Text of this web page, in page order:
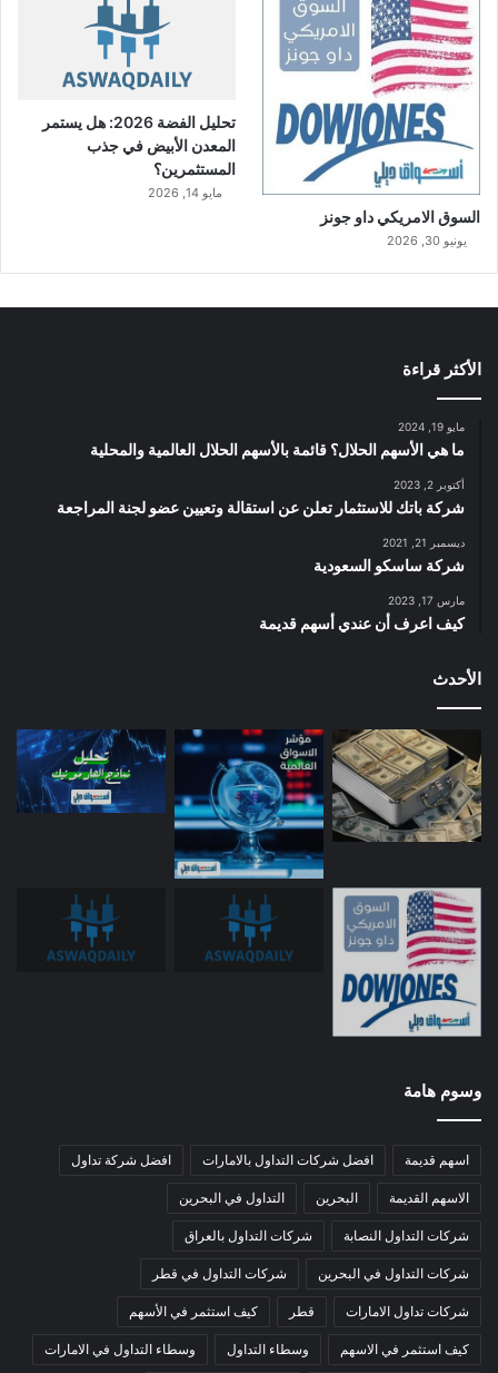
السوق الامريكي داو جونز
يونيو 30, 2026
تحليل الفضة 2026: هل يستمر
المعدن الأبيض في جذب
المستثمرين؟
مايو 14, 2026
الأكثر قراءة
مايو 19, 2024
ما هي الأسهم الحلال؟ قائمة بالأسهم الحلال العالمية والمحلية
أكتوبر 2, 2023
شركة باتك للاستثمار تعلن عن استقالة وتعيين عضو لجنة المراجعة
ديسمبر 21, 2021
شركة ساسكو السعودية
مارس 17, 2023
كيف اعرف أن عندي أسهم قديمة
الأحدث
وسوم هامة
اسهم قديمة افضل شركات التداول بالامارات افضل شركة تداول
الاسهم القديمة البحرين التداول في البحرين
شركات التداول النصابة شركات التداول بالعراق
شركات التداول في البحرين شركات التداول في قطر
شركات تداول الامارات قطر كيف استثمر في الأسهم
كيف استثمر في الاسهم وسطاء التداول وسطاء التداول في الامارات